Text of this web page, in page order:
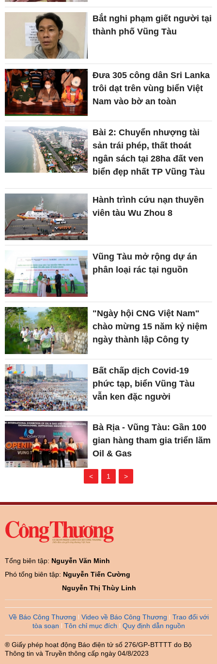
Bắt nghi phạm giết người tại
thành phố Vũng Tàu
Đưa 305 công dân Sri Lanka
trôi dạt trên vùng biển Việt
Nam vào bờ an toàn
Bài 2: Chuyển nhượng tài
sản trái phép, thất thoát
ngân sách tại 28ha đất ven
biển đẹp nhất TP Vũng Tàu
Hành trình cứu nạn thuyền
viên tàu Wu Zhou 8
Vũng Tàu mở rộng dự án
phân loại rác tại nguồn
"Ngày hội CNG Việt Nam"
chào mừng 15 năm kỷ niệm
ngày thành lập Công ty
Bất chấp dịch Covid-19
phức tạp, biển Vũng Tàu
vẫn ken đặc người
Bà Rịa - Vũng Tàu: Gần 100
gian hàng tham gia triển lãm
Oil & Gas
< 1 >
Tổng biên tập: Nguyễn Văn Minh
Phó tổng biên tập: Nguyễn Tiến Cường
Nguyễn Thị Thùy Linh
Về Báo Công Thương Video về Báo Công Thương
Trao đổi với
tòa soạn
Tôn chỉ mục đích Quy định dẫn nguồn
® Giấy phép hoạt động Báo điện tử số 276/GP-BTTTT do Bộ
Thông tin và Truyền thông cấp ngày 04/8/2023